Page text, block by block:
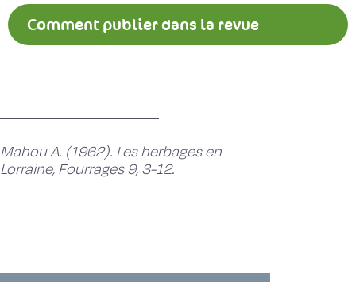
Comment publier dans la revue
Mahou A. (1962). Les herbages en
Lorraine, Fourrages 9, 3-12.